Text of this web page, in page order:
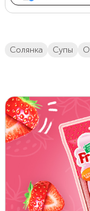
солянка супы